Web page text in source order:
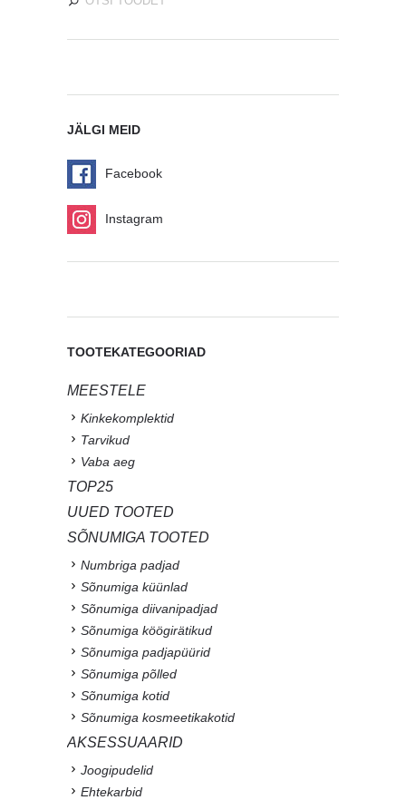
JÄLGI MEID
Facebook
Instagram
TOOTEKATEGOORIAD
MEESTELE
Kinkekomplektid
Tarvikud
Vaba aeg
TOP25
UUED TOOTED
SÕNUMIGA TOOTED
Numbriga padjad
Sõnumiga küünlad
Sõnumiga diivanipadjad
Sõnumiga köögirätikud
Sõnumiga padjapüürid
Sõnumiga põlled
Sõnumiga kotid
Sõnumiga kosmeetikakotid
AKSESSUAARID
Joogipudelid
Ehtekarbid